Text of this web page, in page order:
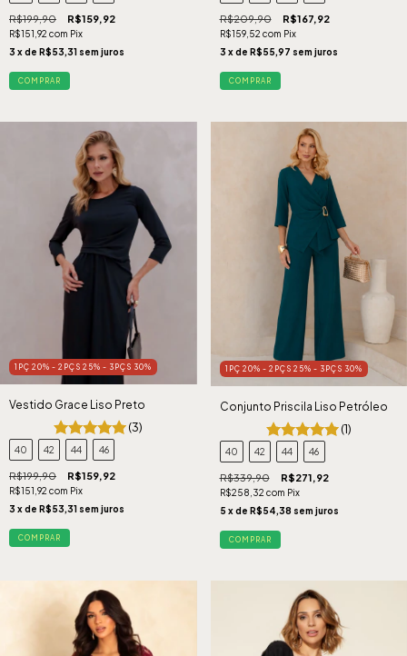
R$199,90 R$159,92
R$151,92 com Pix
3 x de R$53,31 sem juros
COMPRAR
R$209,90 R$167,92
R$159,52 com Pix
3 x de R$55,97 sem juros
COMPRAR
1PÇ 20% - 2PÇS 25% - 3PÇS 30%
Vestido Grace Liso Preto
(3)
40 42 44 46
R$199,90 R$159,92
R$151,92 com Pix
3 x de R$53,31 sem juros
COMPRAR
1PÇ 20% - 2PÇS 25% - 3PÇS 30%
Conjunto Priscila Liso Petróleo
(1)
40 42 44 46
R$339,90 R$271,92
R$258,32 com Pix
5 x de R$54,38 sem juros
COMPRAR